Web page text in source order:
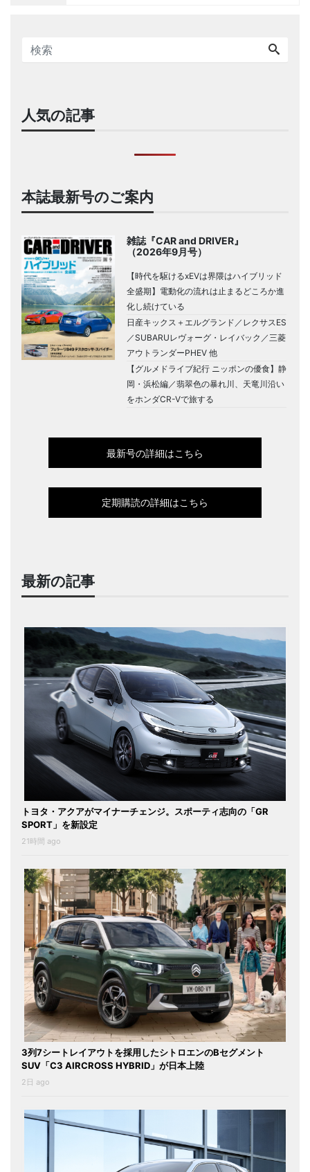
人気の記事
本誌最新号のご案内
雑誌『CAR and DRIVER』
（2026年9月号）
【時代を駆けるxEVは界隈はハイブリッド
全盛期】電動化の流れは止まるどころか進
化し続けている
日産キックス＋エルグランド／レクサスES
／SUBARUレヴォーグ・レイバック／三菱
アウトランダーPHEV 他
【グルメドライブ紀行 ニッポンの優食】静
岡・浜松編／翡翠色の暴れ川、天竜川沿い
をホンダCR-Vで旅する
最新号の詳細はこちら
定期購読の詳細はこちら
最新の記事
トヨタ・アクアがマイナーチェンジ。スポーティ志向の「GR
SPORT」を新設定
21時間 ago
3列7シートレイアウトを採用したシトロエンのBセグメント
SUV「C3 AIRCROSS HYBRID」が日本上陸
2日 ago